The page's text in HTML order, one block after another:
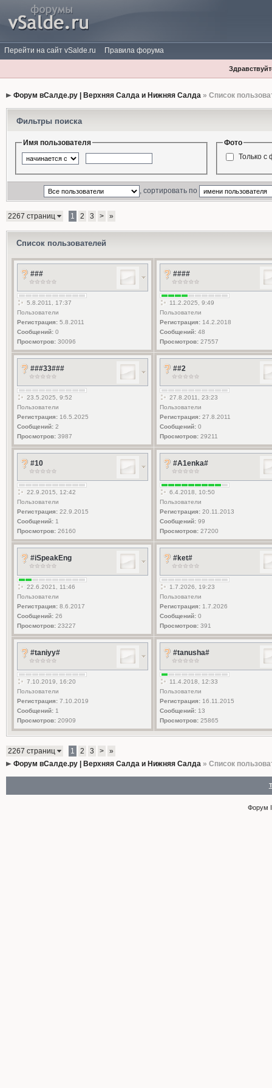
Перейти на сайт vSalde.ru Правила форума
Форум вСалде.ру | Верхняя Салда и Нижняя Салда» Список
Фильтры поиска
Имя пользователя
Фото
Только с
, сортировать по
2267 страниц 1 2 3 > »
Список пользователей
###
5.8.2011, 17:37
Пользователи
Регистрация:5.8.2011
Сообщений:0
Просмотров:30096
####
11.2.2025, 9:49
Пользователи
Регистрация:14.2.2018
Сообщений:48
Просмотров:27557
###33###
23.5.2025, 9:52
Пользователи
Регистрация:16.5.2025
Сообщений:2
Просмотров:3987
##2
27.8.2011, 23:23
Пользователи
Регистрация:27.8.2011
Сообщений:0
Просмотров:29211
#10
22.9.2015, 12:42
Пользователи
Регистрация:22.9.2015
Сообщений:1
Просмотров:26160
#A1enka#
6.4.2018, 10:50
Пользователи
Регистрация:20.11.2013
Сообщений:99
Просмотров:27200
#iSpeakEng
22.6.2021, 11:46
Пользователи
Регистрация:8.6.2017
Сообщений:26
Просмотров:23227
#ket#
1.7.2026, 19:23
Пользователи
Регистрация:1.7.2026
Сообщений:0
Просмотров:391
#taniyy#
7.10.2019, 16:20
Пользователи
Регистрация:7.10.2019
Сообщений:1
Просмотров:20909
#tanusha#
11.4.2018, 12:33
Пользователи
Регистрация:16.11.2015
Сообщений:13
Просмотров:25865
2267 страниц 1 2 3 >
»
Форум вСалде.ру | Верхняя Салда и Нижняя Салда» Список
Форум